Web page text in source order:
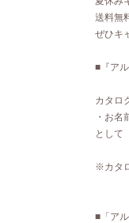
送料無
ぜひキ
■『ア
カタロ
・お
として
※カタ
■「ア